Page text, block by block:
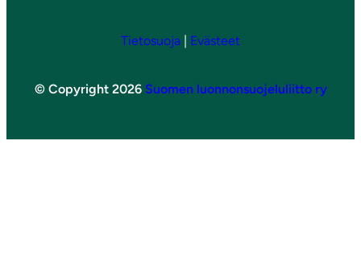
Tietosuoja | Evästeet
© Copyright 2026 Suomen luonnonsuojeluliitto ry